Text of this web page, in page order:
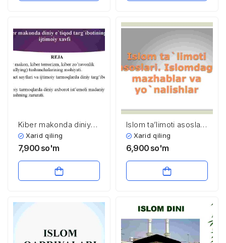
Kiber makonda diniy
e’tiqod targ’ibotining
ijtimoiy xavfi
Xarid qiling
7,900 so'm
Islom ta’limoti asoslari.
Islomdagi mazhablar
va yo’nalishlar
Xarid qiling
6,900 so'm